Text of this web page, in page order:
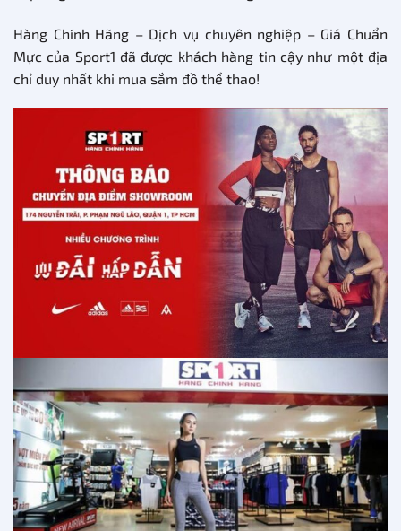
Hàng Chính Hãng – Dịch vụ chuyên nghiệp – Giá Chuẩn
Mực của Sport1 đã được khách hàng tin cậy như một địa
chỉ duy nhất khi mua sắm đồ thể thao!